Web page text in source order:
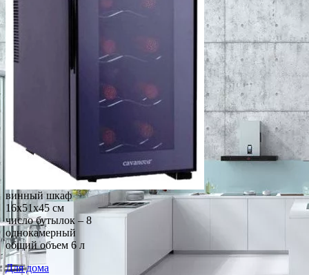
винный шкаф
16x51x45 см
число бутылок – 8
однокамерный
общий объем 6 л
Для дома